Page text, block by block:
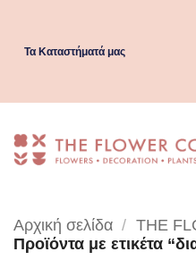
Τα Kαταστήματά μας
Αρχική σελίδα / THE
Προϊόντα με ετικέτα